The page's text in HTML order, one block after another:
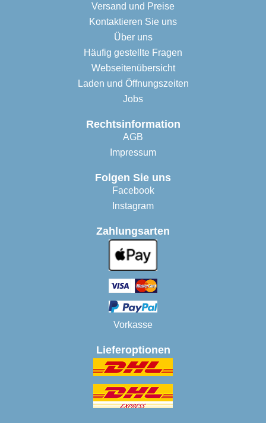
Versand und Preise
Kontaktieren Sie uns
Über uns
Häufig gestellte Fragen
Webseitenübersicht
Laden und Öffnungszeiten
Jobs
Rechtsinformation
AGB
Impressum
Folgen Sie uns
Facebook
Instagram
Zahlungsarten
Vorkasse
Lieferoptionen